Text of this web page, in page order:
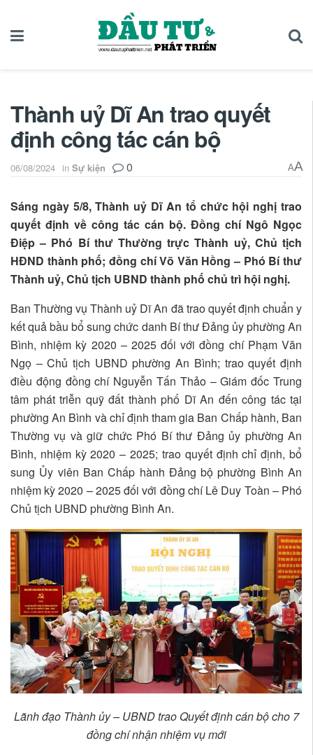
Thành uỷ Dĩ An trao quyết
định công tác cán bộ
06/08/2024 in Sự kiện 0 AA
Sáng ngày 5/8, Thành uỷ Dĩ An tổ chức hội nghị trao
quyết định về công tác cán bộ. Đồng chí Ngô Ngọc
Điệp – Phó Bí thư Thường trực Thành uỷ, Chủ tịch
HĐND thành phố; đồng chí Võ Văn Hồng – Phó Bí thư
Thành uỷ, Chủ tịch UBND thành phố chủ trì hội nghị.
Ban Thường vụ Thành uỷ Dĩ An đã trao quyết định chuẩn y
kết quả bầu bổ sung chức danh Bí thư Đảng ủy phường An
Bình, nhiệm kỳ 2020 – 2025 đối với đồng chí Phạm Văn
Ngọ – Chủ tịch UBND phường An Bình; trao quyết định
điều động đồng chí Nguyễn Tấn Thảo – Giám đốc Trung
tâm phát triễn quỹ đất thành phố Dĩ An đến công tác tại
phường An Bình và chỉ định tham gia Ban Chấp hành, Ban
Thường vụ và giữ chức Phó Bí thư Đảng ủy phường An
Bình, nhiệm kỳ 2020 – 2025; trao quyết định chỉ định, bổ
sung Ủy viên Ban Chấp hành Đảng bộ phường Bình An
nhiệm kỳ 2020 – 2025 đối với đồng chí Lê Duy Toàn – Phó
Chủ tịch UBND phường Bình An.
Lãnh đạo Thành ủy – UBND trao Quyết định cán bộ cho 7
đồng chí nhận nhiệm vụ mới